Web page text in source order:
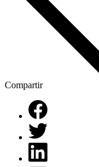
Compartir